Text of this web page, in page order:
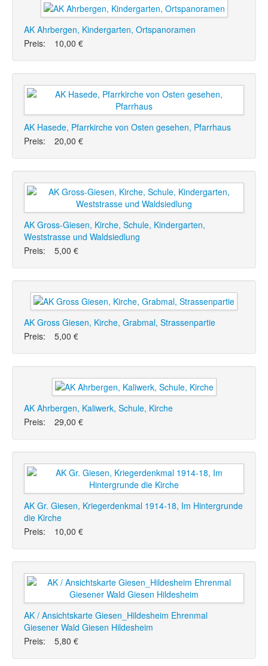
AK Ahrbergen, Kindergarten, Ortspanoramen
Preis:
10,00 €
AK Hasede, Pfarrkirche von Osten gesehen, Pfarrhaus
Preis:
20,00 €
AK Gross-Giesen, Kirche, Schule, Kindergarten,
Weststrasse und Waldsiedlung
Preis:
5,00 €
AK Gross Giesen, Kirche, Grabmal, Strassenpartie
Preis:
5,00 €
AK Ahrbergen, Kaliwerk, Schule, Kirche
Preis:
29,00 €
AK Gr. Giesen, Kriegerdenkmal 1914-18, Im Hintergrunde
die Kirche
Preis:
10,00 €
AK / Ansichtskarte Giesen_Hildesheim Ehrenmal
Giesener Wald Giesen Hildesheim
Preis:
5,80 €